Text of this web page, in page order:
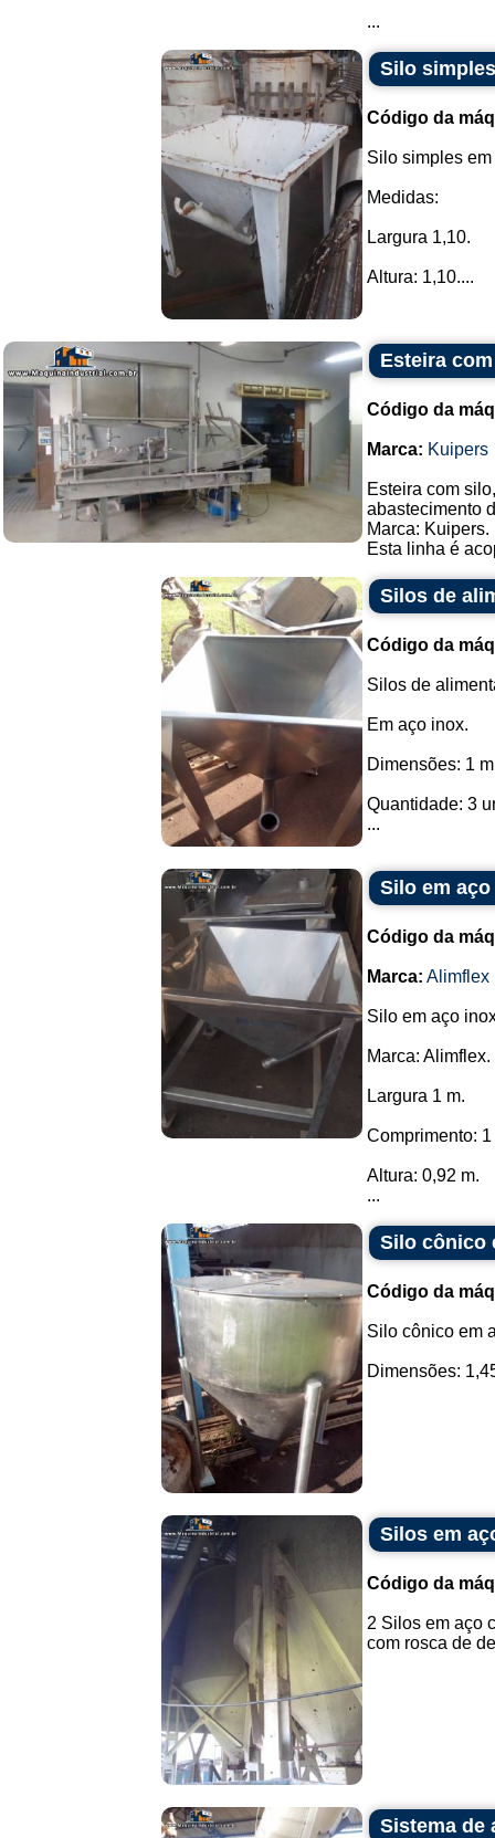
...
Silo
Código da
Silo simples
Medidas:
Largura 1,10.
Altura: 1,10....
Esteira
Código da
Marca: Kuipers
Esteira com
abastecimento
Marca: Kuipers.
Esta linha é
Silos de
Código da
Silos de
Em aço inox.
Dimensões: 1
Quantidade: 3
...
Silo em
Código da
Marca: Alimflex
Silo em aço
Marca: Alimflex.
Largura 1 m.
Comprimento: 1
Altura: 0,92 m.
...
Silo cônico
Código da
Silo cônico em
Dimensões:
Silos em
Código da
2 Silos em aço
com rosca de
Sistema de